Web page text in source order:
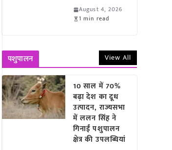
August 4, 2026
1 min read
पशुपालन View All
10 साल में 70%
बढ़ा देश का दूध
उत्पादन, राज्यसभा
में ललन सिंह ने
गिनाईं पशुपालन
क्षेत्र की उपलब्धियां